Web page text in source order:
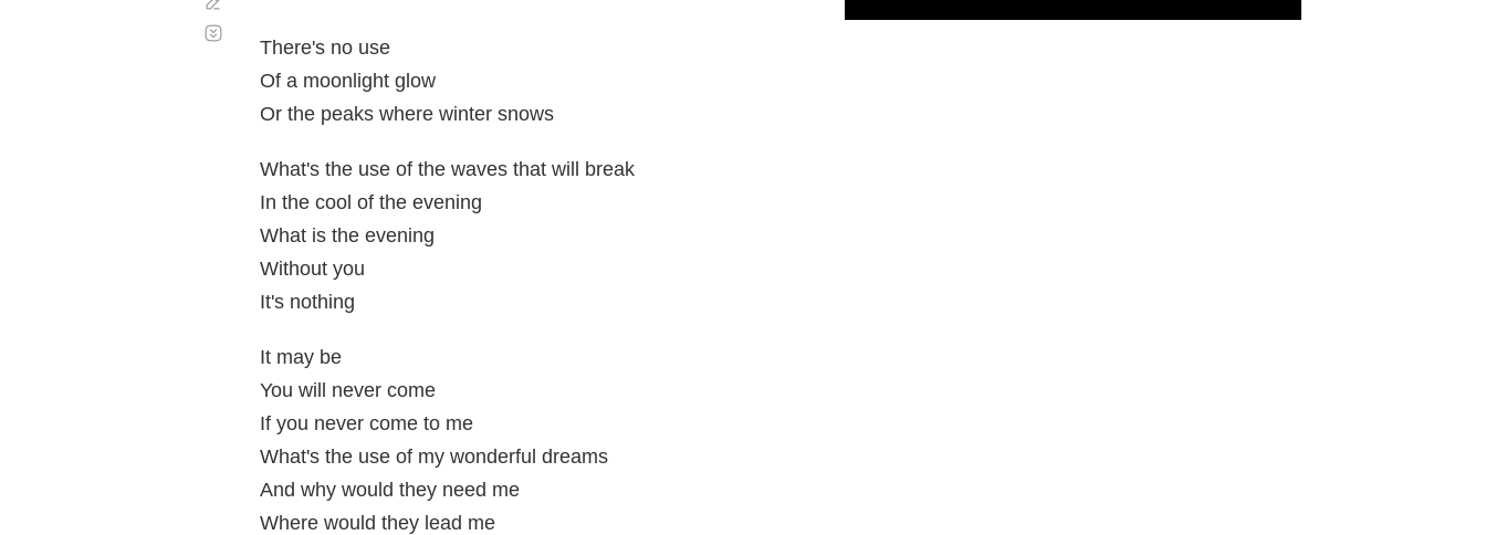
There's no use
Of a moonlight glow
Or the peaks where winter snows
What's the use of the waves that will break
In the cool of the evening
What is the evening
Without you
It's nothing
It may be
You will never come
If you never come to me
What's the use of my wonderful dreams
And why would they need me
Where would they lead me
automático